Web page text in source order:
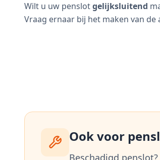
Wilt u uw penslotgelijksluitend
Vraag ernaar bij het maken van de
Ook voor
Beschadigd